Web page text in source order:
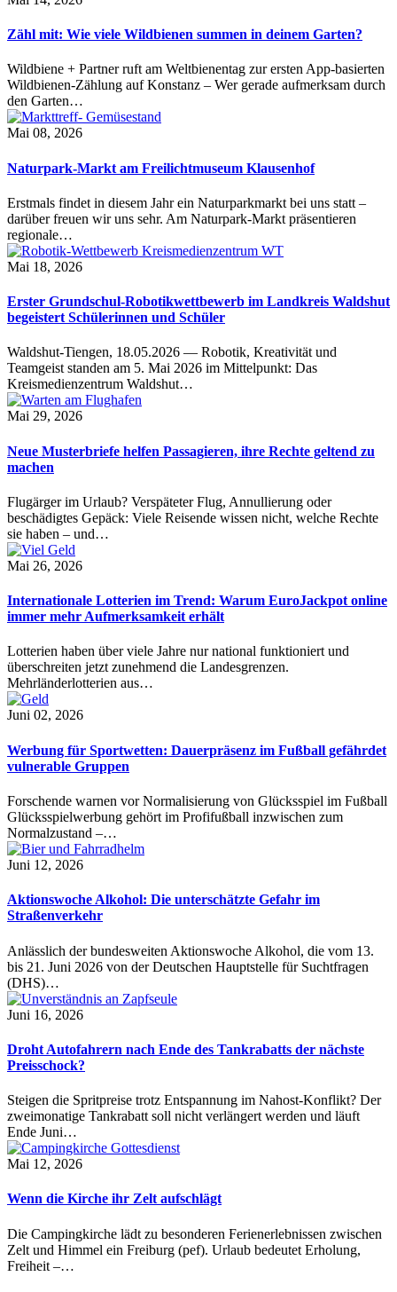
Zähl mit: Wie viele Wildbienen summen in deinem Garten?
Wildbiene + Partner ruft am Weltbienentag zur ersten App-basierten
Wildbienen-Zählung auf Konstanz – Wer gerade aufmerksam durch
den Garten…
Mai 08, 2026
Naturpark-Markt am Freilichtmuseum Klausenhof
Erstmals findet in diesem Jahr ein Naturparkmarkt bei uns statt –
darüber freuen wir uns sehr. Am Naturpark-Markt präsentieren
regionale…
Mai 18, 2026
Erster Grundschul-Robotikwettbewerb im Landkreis Waldshut
begeistert Schülerinnen und Schüler
Waldshut-Tiengen, 18.05.2026 — Robotik, Kreativität und
Teamgeist standen am 5. Mai 2026 im Mittelpunkt: Das
Kreismedienzentrum Waldshut…
Mai 29, 2026
Neue Musterbriefe helfen Passagieren, ihre Rechte geltend zu
machen
Flugärger im Urlaub? Verspäteter Flug, Annullierung oder
beschädigtes Gepäck: Viele Reisende wissen nicht, welche Rechte
sie haben – und…
Mai 26, 2026
Internationale Lotterien im Trend: Warum EuroJackpot online
immer mehr Aufmerksamkeit erhält
Lotterien haben über viele Jahre nur national funktioniert und
überschreiten jetzt zunehmend die Landesgrenzen.
Mehrländerlotterien aus…
Juni 02, 2026
Werbung für Sportwetten: Dauerpräsenz im Fußball gefährdet
vulnerable Gruppen
Forschende warnen vor Normalisierung von Glücksspiel im Fußball
Glücksspielwerbung gehört im Profifußball inzwischen zum
Normalzustand –…
Juni 12, 2026
Aktionswoche Alkohol: Die unterschätzte Gefahr im
Straßenverkehr
Anlässlich der bundesweiten Aktionswoche Alkohol, die vom 13.
bis 21. Juni 2026 von der Deutschen Hauptstelle für Suchtfragen
(DHS)…
Juni 16, 2026
Droht Autofahrern nach Ende des Tankrabatts der nächste
Preisschock?
Steigen die Spritpreise trotz Entspannung im Nahost-Konflikt? Der
zweimonatige Tankrabatt soll nicht verlängert werden und läuft
Ende Juni…
Mai 12, 2026
Wenn die Kirche ihr Zelt aufschlägt
Die Campingkirche lädt zu besonderen Ferienerlebnissen zwischen
Zelt und Himmel ein Freiburg (pef). Urlaub bedeutet Erholung,
Freiheit –…